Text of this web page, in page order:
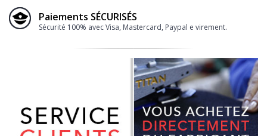
Paiements SÉCURISÉS
Sécurité 100% avec Visa, Mastercard, Paypal e virement.